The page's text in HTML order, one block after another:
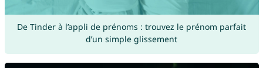
De Tinder à l’appli de prénoms : trouvez le prénom parfait
d’un simple glissement